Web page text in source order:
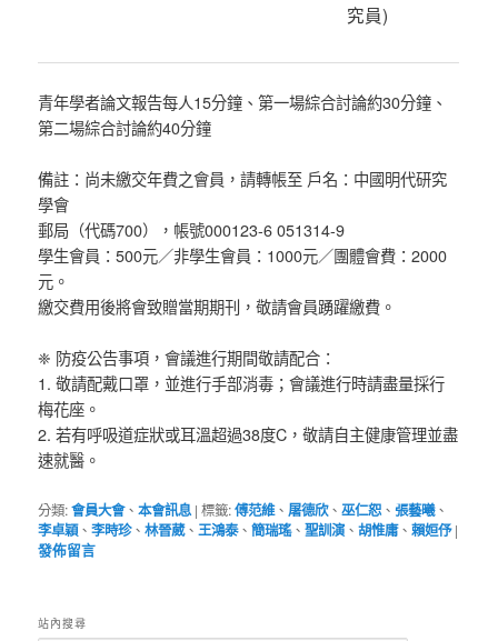
究員)
青年學者論文報告每人15分鐘、第一場綜合討論約30分鐘、
第二場綜合討論約40分鐘
備註：尚未繳交年費之會員，請轉帳至 戶名：中國明代研究
學會
郵局（代碼700），帳號000123-6 051314-9
學生會員：500元／非學生會員：1000元／團體會費：2000
元。
繳交費用後將會致贈當期期刊，敬請會員踴躍繳費。
❈ 防疫公告事項，會議進行期間敬請配合：
1. 敬請配戴口罩，並進行手部消毒；會議進行時請盡量採行
梅花座。
2. 若有呼吸道症狀或耳溫超過38度C，敬請自主健康管理並盡
速就醫。
分類:會員大會、本會訊息 |標籤:傅范維、 屠德欣、巫仁恕 、張藝曦、
李卓穎、李時珍、林晉葳、王鴻泰、簡瑞瑤、聖訓演 、胡惟庸、賴姮伃 |
發佈留言
站內搜尋